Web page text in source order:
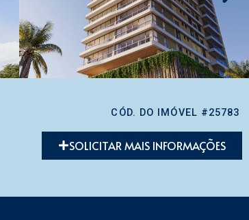
CÓD. DO IMÓVEL #25783
SOLICITAR MAIS INFORMAÇÕES